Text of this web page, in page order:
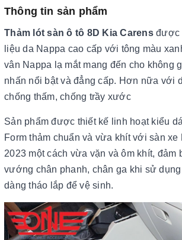
Thông tin sản phẩm
Thảm lót sàn ô tô 8D Kia Carens được
liệu da Nappa cao cấp với tông màu
vân Nappa lạ mắt mang đến cho không
nhấn nổi bật và đẳng cấp. Hơn nữa với
chống thấm, chống trầy xước
Sản phẩm được thiết kế linh hoạt kiểu
Form thảm chuẩn và vừa khít với sàn xe
2023 một cách vừa vặn và ôm khít, đảm
vướng chân phanh, chân ga khi sử
dàng tháo lắp để vệ sinh.